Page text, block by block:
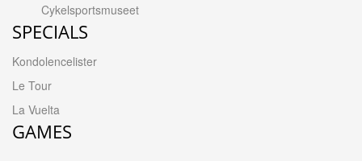
Cykelsportsmuseet
SPECIALS
Kondolencelister
Le Tour
La Vuelta
GAMES